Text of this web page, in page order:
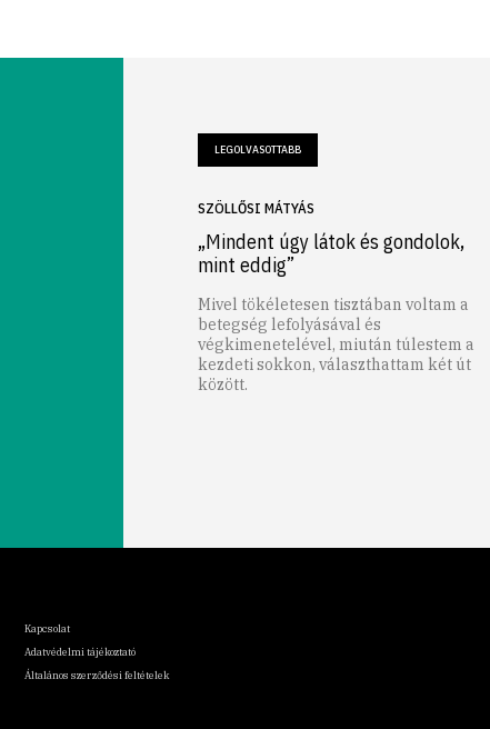
LEGOLVASOTTABB
SZÖLLŐSI MÁTYÁS
„Mindent úgy látok és gondolok,
mint eddig”
Mivel tökéletesen tisztában voltam a
betegség lefolyásával és
végkimenetelével, miután túlestem a
kezdeti sokkon, választhattam két út
között.
Kapcsolat
Adatvédelmi tájékoztató
Általános szerződési feltételek